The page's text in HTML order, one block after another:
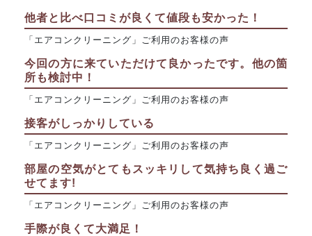
他者と比べ口コミが良くて値段も安かった！
「エアコンクリーニング」ご利用のお客様の声
今回の方に来ていただけて良かったです。他の箇
所も検討中！
「エアコンクリーニング」ご利用のお客様の声
接客がしっかりしている
「エアコンクリーニング」ご利用のお客様の声
部屋の空気がとてもスッキリして気持ち良く過ご
せてます!
「エアコンクリーニング」ご利用のお客様の声
手際が良くて大満足！